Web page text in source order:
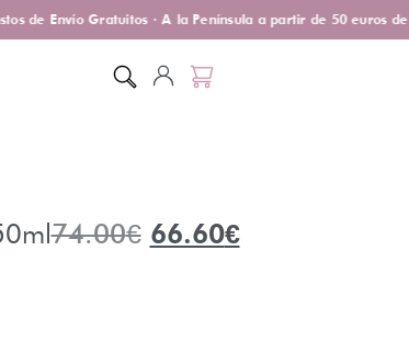
de Envío Gratuitos · A la Península a partir de 50 euros de
74.00€ 66.60€